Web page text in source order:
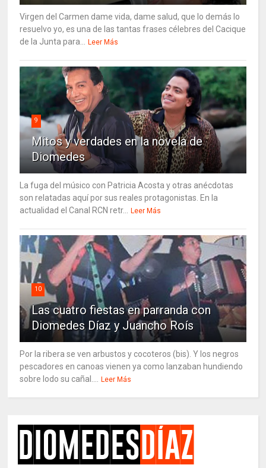
Virgen del Carmen dame vida, dame salud, que lo demás lo
resuelvo yo, es una de las tantas frases célebres del Cacique
de la Junta para...
Leer Más
9
Mitos y verdades en la novela de
Diomedes
La fuga del músico con Patricia Acosta y otras anécdotas
son relatadas aquí por sus reales protagonistas. En la
actualidad el Canal RCN retr...
Leer Más
10
Las cuatro fiestas en parranda con
Diomedes Díaz y Juancho Roís
Por la ribera se ven arbustos y cocoteros (bis). Y los negros
pescadores en canoas vienen ya como lanzaban hundiendo
sobre lodo su cañal....
Leer Más